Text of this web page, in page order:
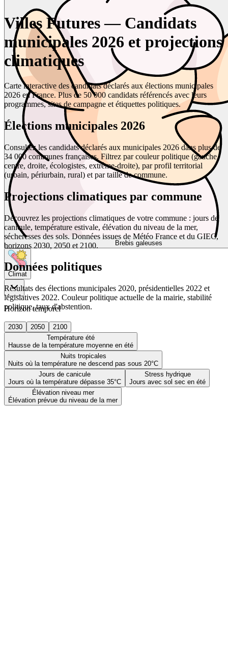
Brebis galeuses
Climat
Horizon temporel
2030 2050
2100
Température été
Hausse de la température moyenne en été
Nuits tropicales
Nuits où la température ne descend pas sous 20°C
Jours de canicule
Jours où la température dépasse 35°C
Stress hydrique
Jours avec sol sec en été
Élévation niveau mer
Élévation prévue du niveau de la mer
Villes Futures — Candidats
municipales 2026 et projections
climatiques
Carte interactive des candidats déclarés aux élections municipales
2026 en France. Plus de 50 000 candidats référencés avec leurs
programmes, sites de campagne et étiquettes politiques.
Élections municipales 2026
Consultez les candidats déclarés aux municipales 2026 dans plus de
34 000 communes françaises. Filtrez par couleur politique (gauche,
centre, droite, écologistes, extrême-droite), par profil territorial
(urbain, périurbain, rural) et par taille de commune.
Projections climatiques par commune
Découvrez les projections climatiques de votre commune : jours de
canicule, température estivale, élévation du niveau de la mer,
sécheresses des sols. Données issues de Météo France et du GIEC,
horizons 2030, 2050 et 2100.
Données politiques
Résultats des élections municipales 2020, présidentielles 2022 et
législatives 2022. Couleur politique actuelle de la mairie, stabilité
politique, taux d'abstention.